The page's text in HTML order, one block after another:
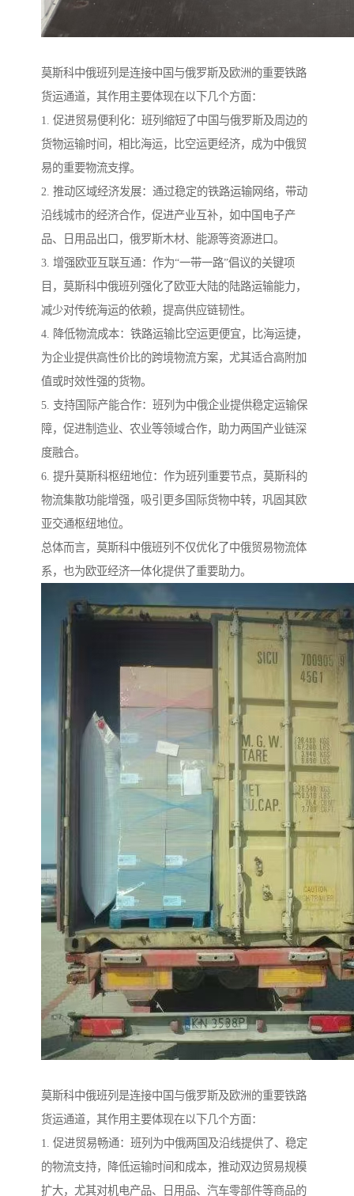
莫斯科中俄班列是连接中国与俄罗斯及欧洲的重要铁路
货运通道，其作用主要体现在以下几个方面：
1. 促进贸易便利化：班列缩短了中国与俄罗斯及周边的
货物运输时间，相比海运，比空运更经济，成为中俄贸
易的重要物流支撑。
2. 推动区域经济发展：通过稳定的铁路运输网络，带动
沿线城市的经济合作，促进产业互补，如中国电子产
品、日用品出口，俄罗斯木材、能源等资源进口。
3. 增强欧亚互联互通：作为“一带一路”倡议的关键项
目，莫斯科中俄班列强化了欧亚大陆的陆路运输能力，
减少对传统海运的依赖，提高供应链韧性。
4. 降低物流成本：铁路运输比空运更便宜，比海运捷，
为企业提供高性价比的跨境物流方案，尤其适合高附加
值或时效性强的货物。
5. 支持国际产能合作：班列为中俄企业提供稳定运输保
障，促进制造业、农业等领域合作，助力两国产业链深
度融合。
6. 提升莫斯科枢纽地位：作为班列重要节点，莫斯科的
物流集散功能增强，吸引更多国际货物中转，巩固其欧
亚交通枢纽地位。
总体而言，莫斯科中俄班列不仅优化了中俄贸易物流体
系，也为欧亚经济一体化提供了重要助力。
莫斯科中俄班列是连接中国与俄罗斯及欧洲的重要铁路
货运通道，其作用主要体现在以下几个方面：
1. 促进贸易畅通：班列为中俄两国及沿线提供了、稳定
的物流支持，降低运输时间和成本，推动双边贸易规模
扩大，尤其对机电产品、日用品、汽车零部件等商品的